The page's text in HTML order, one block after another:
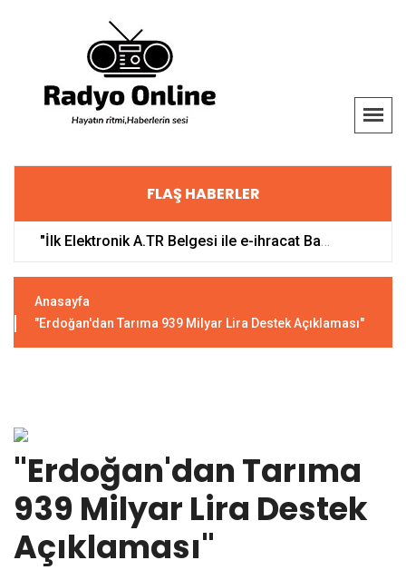
FLAŞ HABERLER
"İlk Elektronik A.TR Belgesi ile e-ihracat Başladı"
Anasayfa
"Erdoğan'dan Tarıma 939 Milyar Lira Destek Açıklaması"
"Erdoğan'dan Tarıma
939 Milyar Lira Destek
Açıklaması"